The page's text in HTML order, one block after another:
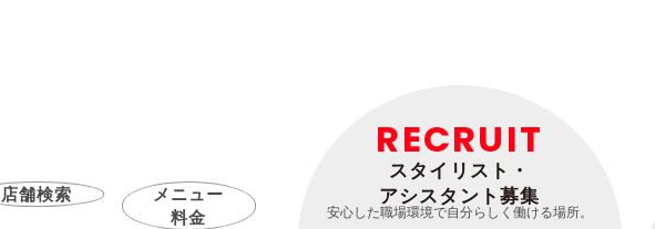
店舗検索
メニュー
料金
RECRUIT
スタイリスト・
アシスタント募集
安心した職場環境で自分らしく働ける場所。